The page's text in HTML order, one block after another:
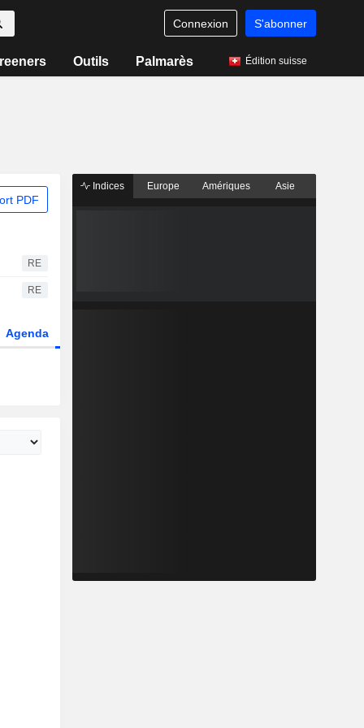
Connexion S'abonner
Outils Palmarès Édition suisse
PDF
RE
RE
Agenda
Indices Europe Amériques Asie